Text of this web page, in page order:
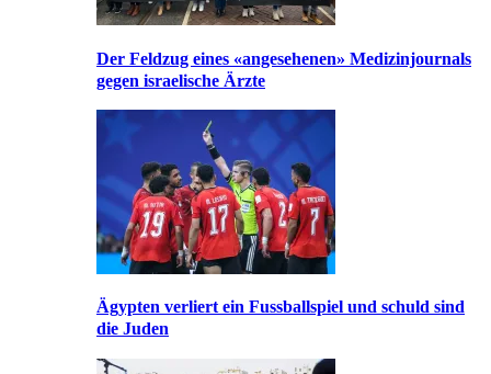
Der Feldzug eines «angesehenen» Medizinjournals
gegen israelische Ärzte
Ägypten verliert ein Fussballspiel und schuld sind
die Juden